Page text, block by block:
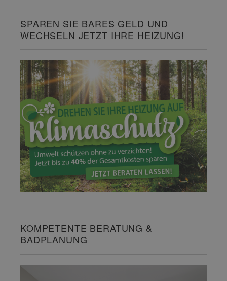
SPAREN SIE BARES GELD UND
WECHSELN JETZT IHRE HEIZUNG!
KOMPETENTE BERATUNG &
BADPLANUNG